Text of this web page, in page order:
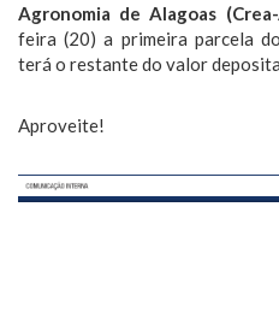
Agronomia de Alagoas
feira (20) a primeira parcela
terá o restante do valor
Aproveite!